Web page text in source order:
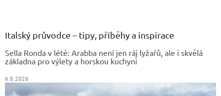
Italský průvodce – tipy, příběhy a inspirace
Sella Ronda v létě: Arabba není jen ráj lyžařů, ale i skvělá
základna pro výlety a horskou kuchyni
6.8.2026